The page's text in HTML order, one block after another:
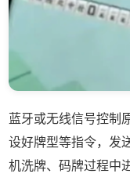
蓝牙或无线信号控制
设好牌型等指令，发
机洗牌、码牌过程中